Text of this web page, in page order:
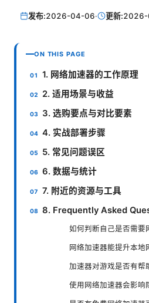
发布:2026-04-06· 更新:
ON THIS PAGE
1. 网络加速器的工作原理
2. 适用场景与收益
3. 选购要点与对比要素
4. 实战部署步骤
5. 常见问题误区
6. 数据与统计
7. 附近的资源与工具
8. Frequently Asked
如何判断自己是否需要
网络加速器能提升本地
加速器对游戏是否有帮
使用网络加速器会影响